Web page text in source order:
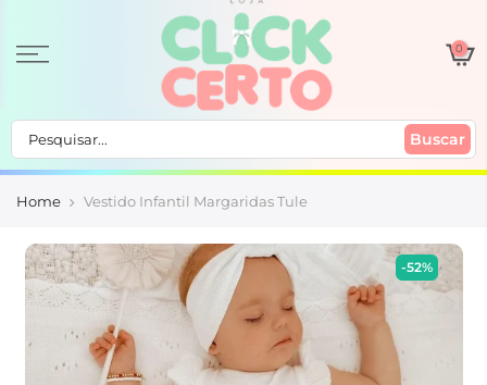
0
Buscar
Home Vestido Infantil Margaridas Tule
-52%